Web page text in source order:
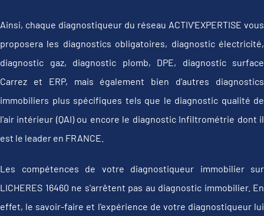
Ainsi, chaque diagnostiqueur du réseau ACTIV'EXPERTISE vous
proposera les diagnostics obligatoires, diagnostic électricité,
diagnostic gaz, diagnostic plomb, DPE, diagnostic surface
Carrez et ERP, mais également bien d'autres diagnostics
immobiliers plus spécifiques tels que le diagnostic qualité de
l'air intérieur (QAI) ou encore le diagnostic Infiltrométrie dont il
est le leader en FRANCE.
Les compétences de votre diagnostiqueur immobilier sur
LICHERES 16460 ne s'arrêtent pas au diagnostic immobilier. En
effet, le savoir-faire et l'expérience de votre diagnostiqueur lui